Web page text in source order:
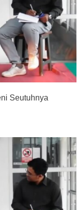
Seutuhnya